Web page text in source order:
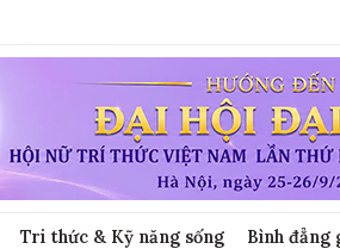
Tri thức & Kỹ năng sống Bình đẳng